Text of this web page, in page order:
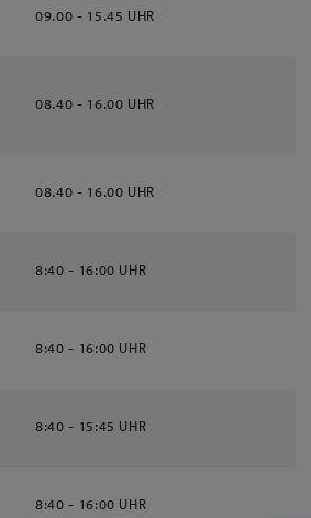
09.00 - 15.45 UHR
08.40 - 16.00 UHR
08.40 - 16.00 UHR
8:40 - 16:00 UHR
8:40 - 16:00 UHR
8:40 - 15:45 UHR
8:40 - 16:00 UHR